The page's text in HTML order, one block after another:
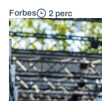
Forbes 2 perc